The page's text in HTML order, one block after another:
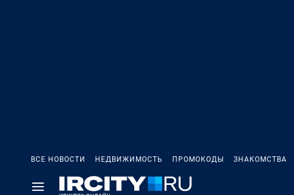
ВСЕ НОВОСТИ НЕДВИЖИМОСТЬ ПРОМОКОДЫ ЗНАКОМСТВА